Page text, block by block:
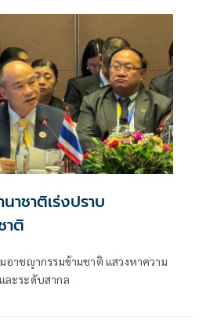
ชาติเร่งปราบ
าติ
อาชญากรรมข้ามชาติ แสวงหาความ
ละระดับสากล